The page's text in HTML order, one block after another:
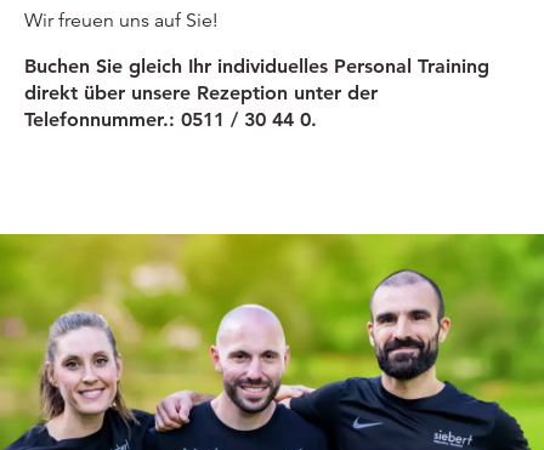
Wir freuen uns auf Sie!
Buchen Sie gleich Ihr individuelles Personal Training
direkt über unsere Rezeption unter der
Telefonnummer.: 0511 / 30 44 0.